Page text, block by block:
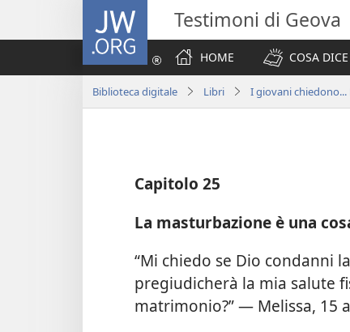
JW.ORG Testimoni di Geova
HOME
COSA
Biblioteca digitale Libri I giovani
Capitolo 25
La masturbazione è una
“Mi chiedo se Dio condanni
pregiudicherà la mia salute
matrimonio?” — Melissa, 15